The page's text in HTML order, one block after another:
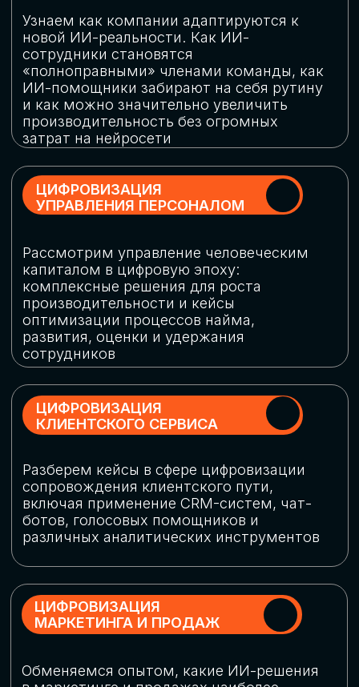
огромную статью затрат
ОБЛАЧНЫЕ ТЕХНОЛОГИИ
Подискутируем, какие облачные решения
существуют на рынке и почему
использование мультиоблачных моделей
не только снижает затраты, но и
«пересборки» бизнес-моделей
СКАЧАТЬ
ПРОГРАММУ
КОНФЕРЕНЦИИ
Оставьте заявку, мы направим вам
программу конференции
СКАЧАТЬ ПРОГРАММУ
СПИКЕРЫ
СТАТЬ СПИКЕРОМ
В конференции участвовали более 120 спикеров